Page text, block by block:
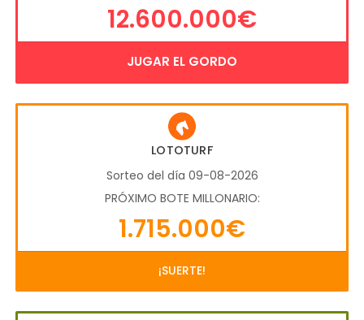
12.600.000€
JUGAR EL GORDO
LOTOTURF
Sorteo del día 09-08-2026
PRÓXIMO BOTE MILLONARIO:
1.715.000€
¡SUERTE!